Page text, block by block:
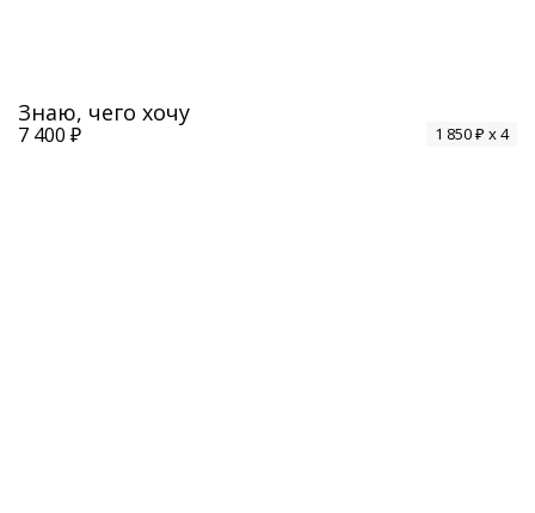
Знаю, чего хочу
7 400 ₽ 1 850 ₽ x 4